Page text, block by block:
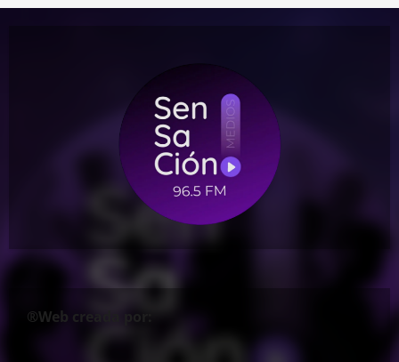
®Web creada por: